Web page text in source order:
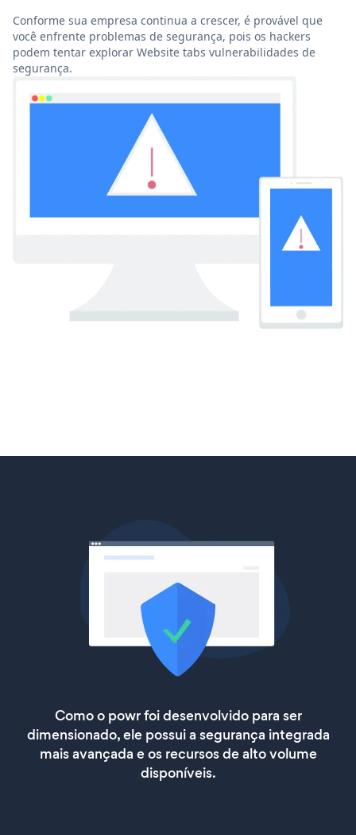
Conforme sua empresa continua a crescer, é provável que
você enfrente problemas de segurança, pois os hackers
podem tentar explorar Website tabs vulnerabilidades de
segurança.
Como o powr foi desenvolvido para ser
dimensionado, ele possui a segurança integrada
mais avançada e os recursos de alto volume
disponíveis.